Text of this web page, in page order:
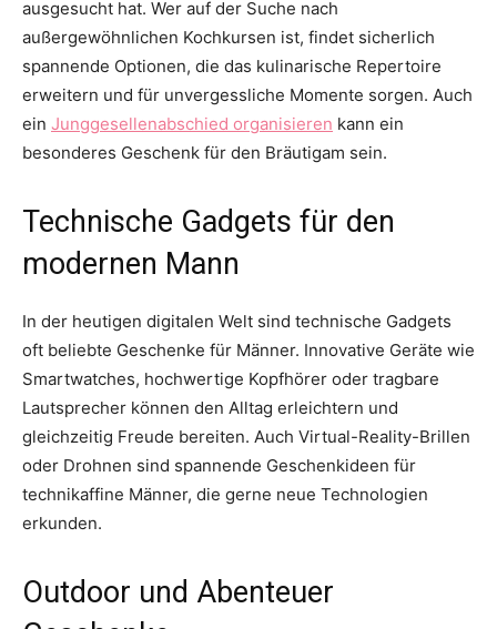
ausgesucht hat. Wer auf der Suche nach
außergewöhnlichen Kochkursen ist, findet sicherlich
spannende Optionen, die das kulinarische Repertoire
erweitern und für unvergessliche Momente sorgen. Auch
ein Junggesellenabschied organisieren kann ein
besonderes Geschenk für den Bräutigam sein.
Technische Gadgets für den
modernen Mann
In der heutigen digitalen Welt sind technische Gadgets
oft beliebte Geschenke für Männer. Innovative Geräte wie
Smartwatches, hochwertige Kopfhörer oder tragbare
Lautsprecher können den Alltag erleichtern und
gleichzeitig Freude bereiten. Auch Virtual-Reality-Brillen
oder Drohnen sind spannende Geschenkideen für
technikaffine Männer, die gerne neue Technologien
erkunden.
Outdoor und Abenteuer